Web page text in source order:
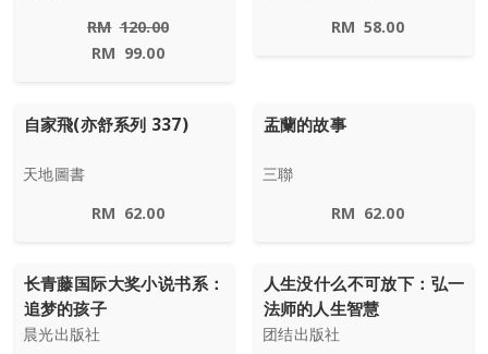
RM 120.00
RM 99.00
RM 58.00
自家飛(亦舒系列 337)
天地圖書
RM 62.00
盂蘭的故事
三聯
RM 62.00
长青藤国际大奖小说书系：
追梦的孩子
晨光出版社
人生没什么不可放下：弘一
法师的人生智慧
团结出版社